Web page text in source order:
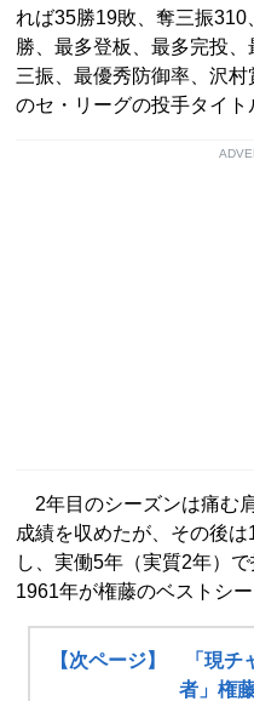
れば35勝19敗、奪三振
勝、最多登板、最多完投
三振、最優秀防御率、沢
のセ・リーグの投手タイト
2年目のシーズンは痛む
成績を収めたが、その後
し、実働5年（実質2年）
1961年が権藤のベストシー
【次ページ】 「現チ
者」権